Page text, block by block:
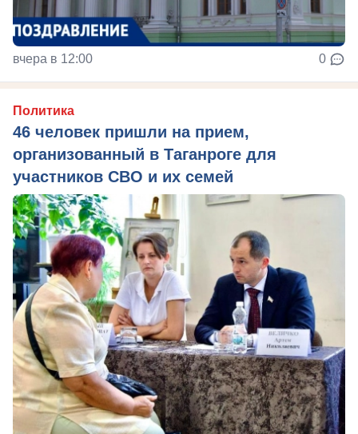
вчера в 12:00 0
Политика
46 человек пришли на прием,
организованный в Таганроге для
участников СВО и их семей